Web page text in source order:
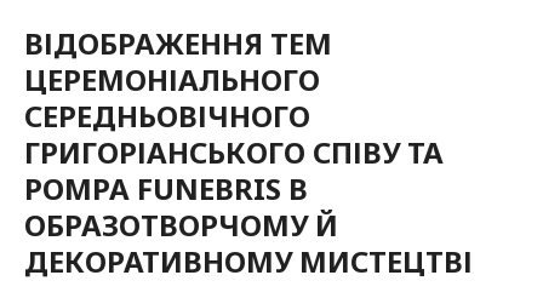
ВІДОБРАЖЕННЯ ТЕМ
ЦЕРЕМОНІАЛЬНОГО
СЕРЕДНЬОВІЧНОГО
ГРИГОРІАНСЬКОГО СПІВУ ТА
POMPA FUNEBRIS В
ОБРАЗОТВОРЧОМУ Й
ДЕКОРАТИВНОМУ МИСТЕЦТВІ